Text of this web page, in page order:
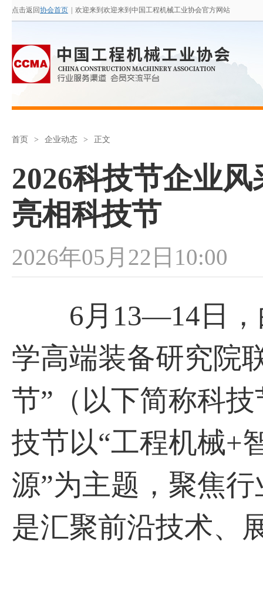
点击返回协会首页 欢迎来到欢迎来到中国工程机械工业协会官方网站
首页 > 企业动态 > 正文
2026科技节企业
亮相科技节
2026年05月22日10:00
6月13—14日，
学高端装备研究院
节”（以下简称科
技节以“工程机械+
源”为主题，聚焦
是汇聚前沿技术、